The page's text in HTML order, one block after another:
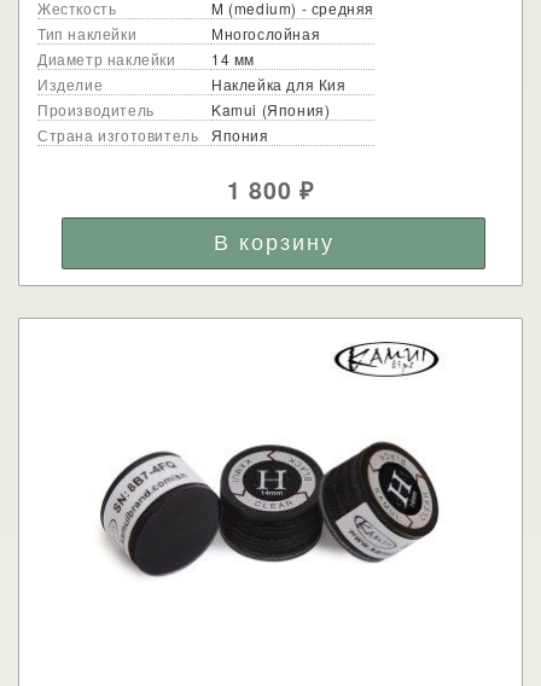
Жесткость
M (medium) - средняя
Тип наклейки
Многослойная
Диаметр наклейки
14 мм
Изделие
Наклейка для Кия
Производитель
Kamui (Япония)
Страна изготовитель
Япония
1 800₽